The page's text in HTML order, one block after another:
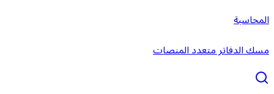
المحاسبة
مسك الدفاتر متعدد المنصات